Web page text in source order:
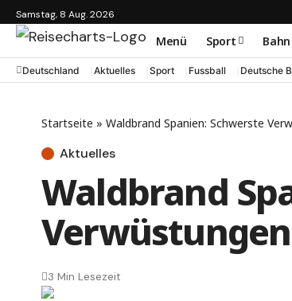
Samstag, 8 Aug. 2026
Menü Sport Bahn
Deutschland Aktuelles Sport Fussball Deutsche
Startseite » Waldbrand Spanien: Schwerste
Aktuelles
Waldbrand
3 Min Lesezeit